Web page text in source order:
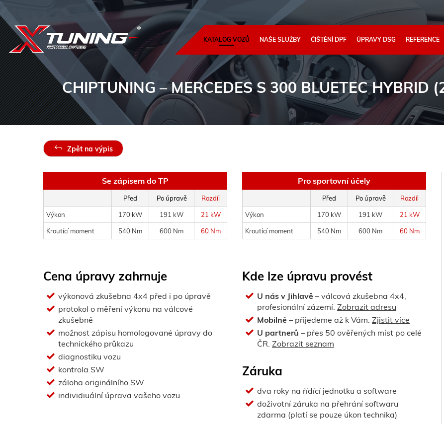
KATALOG VOZŮ NAŠE SLUŽBY ČIŠTĚNÍ DPF ÚPRAVY DSG REFERENCE
CHIPTUNING – MERCEDES S 300 BLUETEC HYBRID
Zpět na výpis
Se zápisem do TP
Před Po úpravě Rozdíl
Výkon 170 kW 191 kW 21 kW
Kroutící moment 540 Nm 600 Nm 60 Nm
Pro sportovní účely
Před Po úpravě Rozdíl
Výkon 170 kW 191 kW 21 kW
Kroutící moment 540 Nm 600 Nm 60 Nm
Cena úpravy zahrnuje
výkonová zkušebna 4x4 před i po úpravě
protokol o měření výkonu na válcové
zkušebně
možnost zápisu homologované úpravy do
technického průkazu
diagnostiku vozu
kontrola SW
záloha originálního SW
individiuální úprava vašeho vozu
Kde lze úpravu provést
U nás v Jihlavě – válcová zkušebna 4x4,
profesionální zázemí. Zobrazit adresu
Mobilně – přijedeme až k Vám. Zjistit více
U partnerů – přes 50 ověřených míst po celé
ČR. Zobrazit seznam
Záruka
dva roky na řídící jednotku a software
doživotní záruka na přehrání softwaru
zdarma (platí se pouze úkon technika)